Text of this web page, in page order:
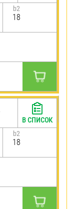
b2
18
b2
18
В СПИСОК